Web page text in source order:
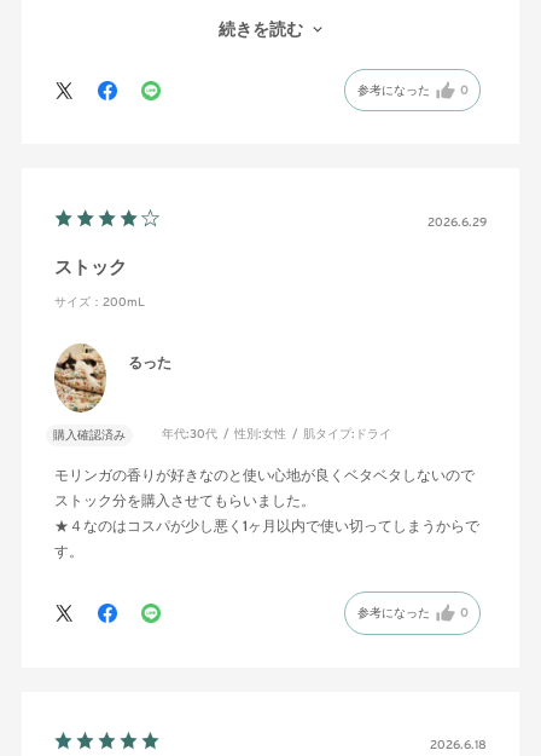
★4なのは1ヶ月以内で使いきってしまってコスパがあまりよくな
続きを読む
参考になった 0
2026.6.29
ストック
サイズ：200mL
るった
購入確認済み 年代:30代 性別:女性 肌タイプ: ドライ
モリンガの香りが好きなのと使い心地が良くベタベタしないので
ストック分を購入させてもらいました。
★４なのはコスパが少し悪く1ヶ月以内で使い切ってしまうからで
す。
参考になった 0
2026.6.18